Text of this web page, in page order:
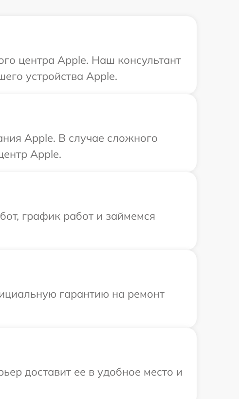
центра Apple. Наш консультант
устройства Apple.
Apple. В случае сложного
Apple.
график работ и займемся
гарантию на ремонт
доставит ее в удобное место и